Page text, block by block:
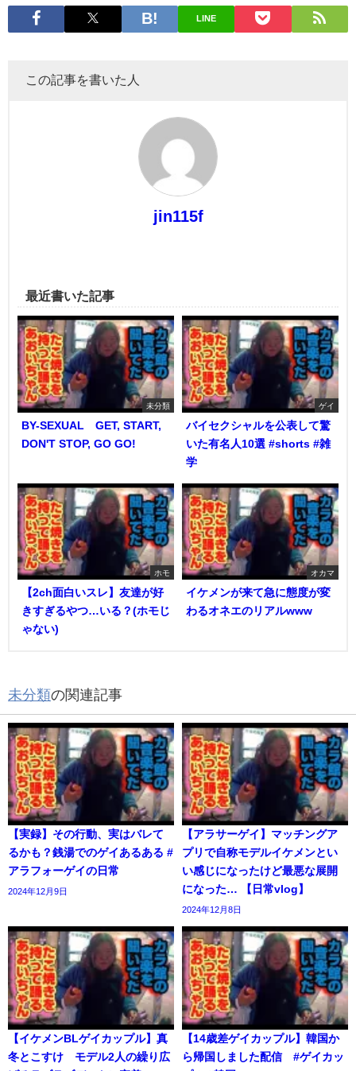
LINE
この記事を書いた人
jin115f
最近書いた記事
未分類
BY-SEXUAL GET, START,
DON'T STOP, GO GO!
ゲイ
バイセクシャルを公表して驚
いた有名人10選 #shorts #雑
学
ホモ
【2ch面白いスレ】友達が好
きすぎるやつ…いる？(ホモじ
ゃない)
オカマ
イケメンが来て急に態度が変
わるオネエのリアルwww
未分類の関連記事
【実録】その行動、実はバレて
るかも？銭湯でのゲイあるある #
アラフォーゲイの日常
2024年12月9日
【アラサーゲイ】マッチングア
プリで自称モデルイケメンとい
い感じになったけど最悪な展開
になった… 【日常vlog】
2024年12月8日
【イケメンBLゲイカップル】真
冬とこすけ モデル2人の繰り広
【14歳差ゲイカップル】韓国か
ら帰国しました配信 #ゲイカッ